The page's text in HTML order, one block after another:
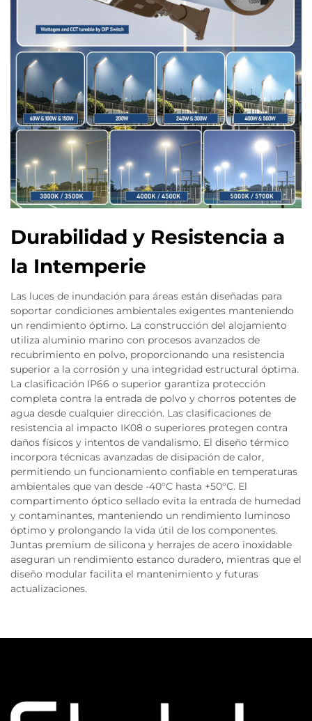
Durabilidad y Resistencia a
la Intemperie
Las luces de inundación para áreas están diseñadas para
soportar condiciones ambientales exigentes manteniendo
un rendimiento óptimo. La construcción del alojamiento
utiliza aluminio marino con procesos avanzados de
recubrimiento en polvo, proporcionando una resistencia
superior a la corrosión y una integridad estructural óptima.
La clasificación IP66 o superior garantiza protección
completa contra la entrada de polvo y chorros potentes de
agua desde cualquier dirección. Las clasificaciones de
resistencia al impacto IK08 o superiores protegen contra
daños físicos y intentos de vandalismo. El diseño térmico
incorpora técnicas avanzadas de disipación de calor,
permitiendo un funcionamiento confiable en temperaturas
ambientales que van desde -40°C hasta +50°C. El
compartimento óptico sellado evita la entrada de humedad
y contaminantes, manteniendo un rendimiento luminoso
óptimo y prolongando la vida útil de los componentes.
Juntas premium de silicona y herrajes de acero inoxidable
aseguran un rendimiento estanco duradero, mientras que el
diseño modular facilita el mantenimiento y futuras
actualizaciones.